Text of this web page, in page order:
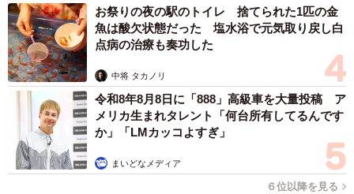
お祭りの夜の駅のトイレ 捨てられた1匹の金
魚は酸欠状態だった 塩水浴で元気取り戻し白
点病の治療も奏功した
中将 タカノリ
令和8年8月8日に「888」高級車を大量投稿 ア
メリカ生まれタレント「何台所有してるんです
か」「LMカッコよすぎ」
まいどなメディア
６位以降を見る